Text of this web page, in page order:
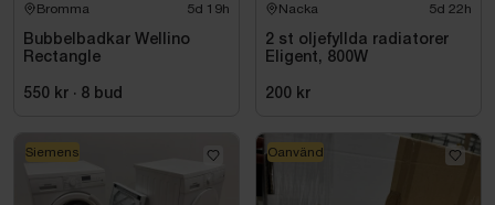
Bromma 5d 19h
Bubbelbadkar Wellino
Rectangle
550 kr · 8 bud
Nacka 5d 22h
2 st oljefyllda radiatorer
Eligent, 800W
200 kr
Siemens Oanvänd